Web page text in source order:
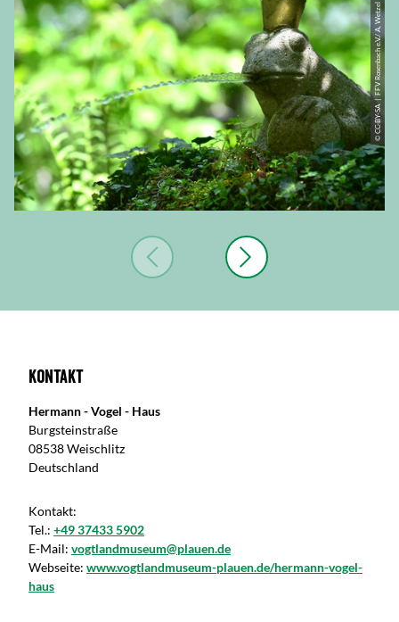
© CC-BY-SA | FFV Rosenbach e.V./ A, Wetzel
Kontakt
Hermann - Vogel - Haus
Burgsteinstraße
08538 Weischlitz
Deutschland
Kontakt:
Tel.: +49 37433 5902
E-Mail: vogtlandmuseum@plauen.de
Webseite: www.vogtlandmuseum-plauen.de/hermann-vogel-
haus